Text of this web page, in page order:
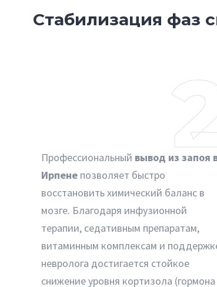
Стабилизация фаз
Профессиональный вывод из запоя
Ирпенепозволяет быстро
восстановить химический баланс в
мозге. Благодаря инфузионной
терапии, седативным препаратам,
витаминным комплексам и
невролога достигается стойкое
снижение уровня кортизола (гормона